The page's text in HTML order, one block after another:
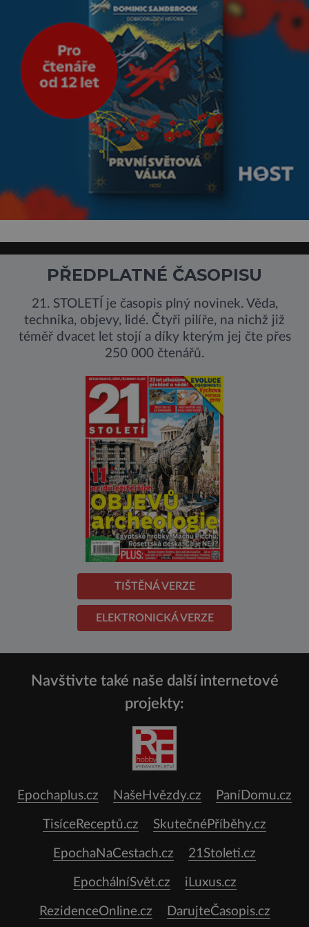
PŘEDPLATNÉ ČASOPISU
21. STOLETÍ je časopis plný novinek. Věda,
technika, objevy, lidé. Čtyři pilíře, na nichž již
téměř dvacet let stojí a díky kterým jej čte přes
250 000 čtenářů.
TIŠTĚNÁ VERZE
ELEKTRONICKÁ VERZE
Navštivte také naše další internetové
projekty:
Epochaplus.cz NašeHvězdy.cz PaníDomu.cz
TisíceReceptů.cz SkutečnéPříběhy.cz
EpochaNaCestach.cz 21Stoleti.cz
EpochálníSvět.cz iLuxus.cz
RezidenceOnline.cz DarujteČasopis.cz